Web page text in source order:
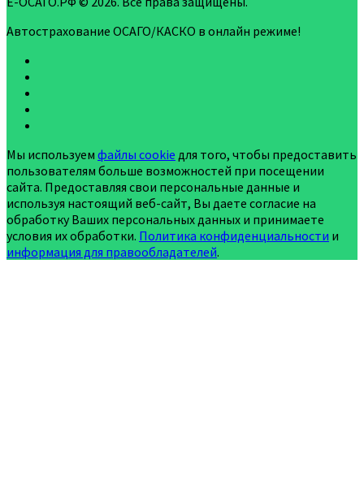
Автострахование ОСАГО/КАСКО в онлайн режиме!
Мы используем файлы cookie для того, чтобы предоставить
пользователям больше возможностей при посещении
сайта. Предоставляя свои персональные данные и
используя настоящий веб-сайт, Вы даете согласие на
обработку Ваших персональных данных и принимаете
условия их обработки. Политика конфиденциальности и
информация для правообладателей.